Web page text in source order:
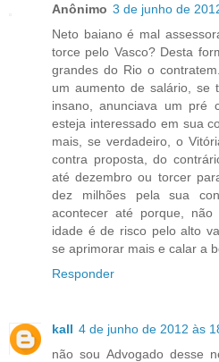
Anônimo 3 de junho de
Neto baiano é mal
torce pelo Vasco? Desta
grandes do Rio o
um aumento de salário, se
insano, anunciava um pré
esteja interessado em sua
mais, se verdadeiro, o
contra proposta, do
até dezembro ou torcer
dez milhões pela sua
acontecer até porque,
idade é de risco pelo alto
se aprimorar mais e calar a
Responder
kall 4 de junho de 2012 às
não sou Advogado desse